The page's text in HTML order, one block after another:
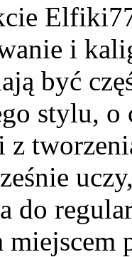
i
być
stylu,
z
do
miejscem